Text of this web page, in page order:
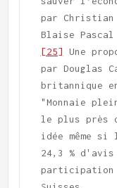
par Christian
[25] Une
par Douglas
britannique
"Monnaie
le plus près
idée même
24,3 %
participation